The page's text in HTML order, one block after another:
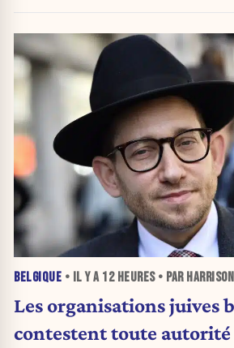
BELGIQUE • IL Y A 12 HEURES• PAR
Les organisations juives
contestent toute